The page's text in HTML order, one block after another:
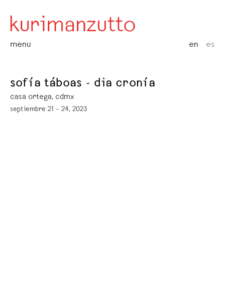
menu en es
sofía táboas - dia cronía
casa ortega, cdmx
septiembre 21 – 24, 2023